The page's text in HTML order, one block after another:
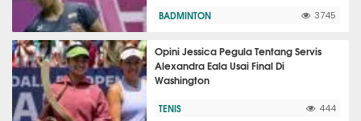
BADMINTON 3745
Opini Jessica Pegula Tentang Servis
Alexandra Eala Usai Final Di
Washington
TENIS 444